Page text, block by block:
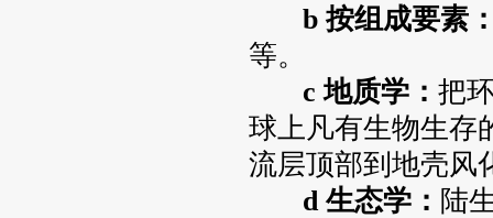
b 按组成要素
等。
c地质学： 把
球上凡有生物生存
流层顶部到地壳风
d 生态学： 陆